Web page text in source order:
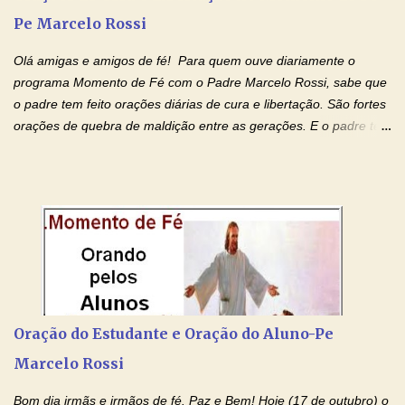
Pe Marcelo Rossi
Olá amigas e amigos de fé! Para quem ouve diariamente o
programa Momento de Fé com o Padre Marcelo Rossi, sabe que
o padre tem feito orações diárias de cura e libertação. São fortes
orações de quebra de maldição entre as gerações. E o padre tem
por estas valiosas orações. Tenham um lindo fim de semana na
paz de Jesus Cristo e no amor de Maria Santíssima. Adriana-
Devoção e Fé Clique para acessar: Facebook Padre Marcelo
Rossi Site Padre Marcelo Rossi (para ouvir o Momento de Fé)
Tocai, Cura! E Restaura! "Jesus, no poder de Seu Nome, peço
gerações, através de todas as raízes da minha árvore
genealógica. Que o Sangue de Jesus, purificador e vivificante,
Oração do Estudante e Oração do Aluno-Pe
Marcelo Rossi
Bom dia irmãs e irmãos de fé. Paz e Bem! Hoje (17 de outubro) o